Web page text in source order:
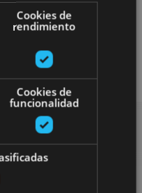
Visitas guiadas
Otros
Cookies de
rendimiento
Cookies de
funcionalidad